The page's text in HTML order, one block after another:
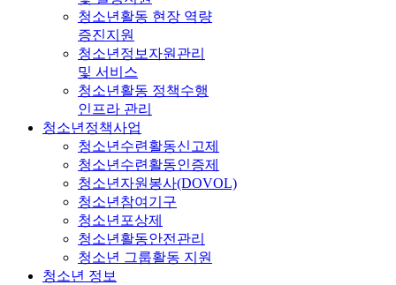
청소년활동 현장 역량
증진지원
청소년정보자원관리
및 서비스
청소년활동 정책수행
인프라 관리
청소년정책사업
청소년수련활동신고제
청소년수련활동인증제
청소년자원봉사(DOVOL)
청소년참여기구
청소년포상제
청소년활동안전관리
청소년 그룹활동 지원
청소년 정보